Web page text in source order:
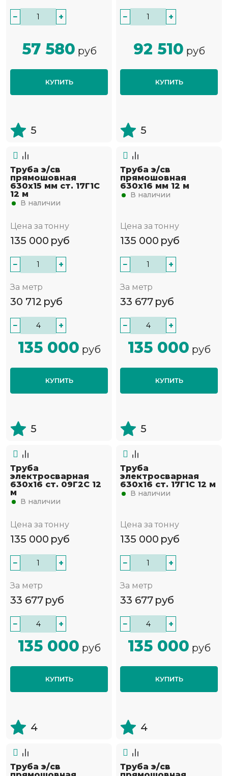
− +
57 580 руб
КУПИТЬ
5
− +
92 510 руб
КУПИТЬ
5
Труба э/св
прямошовная
630х15 мм ст. 17Г1С
12 м
В наличии
Цена за тонну
135 000 руб
− +
За метр
30 712 руб
− +
135 000 руб
КУПИТЬ
5
Труба э/св
прямошовная
630х16 мм 12 м
В наличии
Цена за тонну
135 000 руб
− +
За метр
33 677 руб
− +
135 000 руб
КУПИТЬ
5
Труба
электросварная
630х16 ст. 09Г2С 12
м
В наличии
Цена за тонну
135 000 руб
− +
За метр
33 677 руб
− +
135 000 руб
КУПИТЬ
4
Труба
электросварная
630х16 ст. 17Г1С 12 м
В наличии
Цена за тонну
135 000 руб
− +
За метр
33 677 руб
− +
135 000 руб
КУПИТЬ
4
Труба э/св
Труба э/св